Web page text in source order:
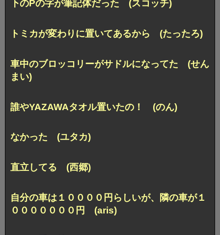
下のPの字が筆記体だった (スコッチ)
トミカが変わりに置いてあるから (たったろ)
車中のブロッコリーがサドルになってた (せん
まい)
誰やYAZAWAタオル置いたの！ (のん)
なかった (ユタカ)
直立してる (西郷)
自分の車は１００００円らしいが、
隣の車が１
０００００００円 (aris)